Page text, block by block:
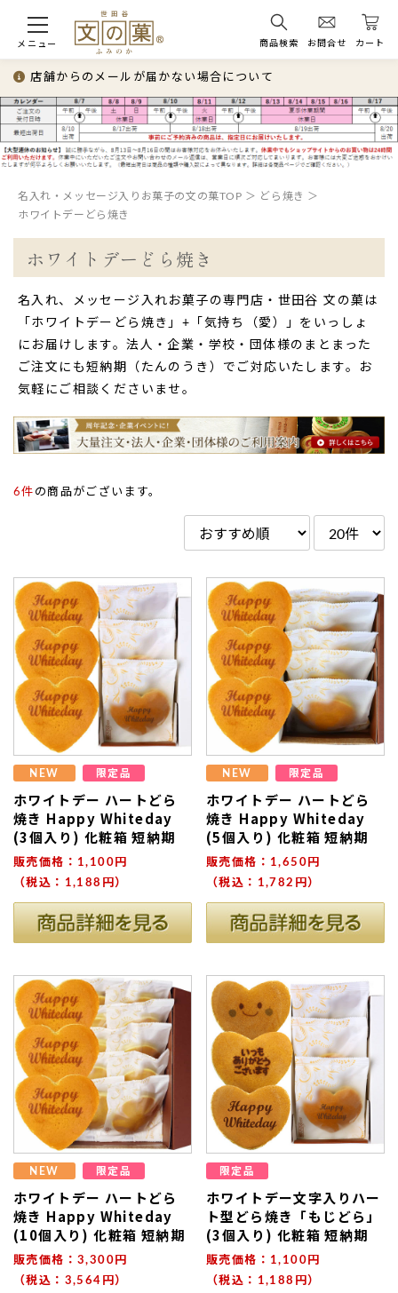
メニュー 商品検索 お問合せ カート
？
退職・異動の挨拶におすすめのお菓子ギ
フト5選
もらっ
失敗し
店舗からのメールが届かない場合について
名入れ・メッセージ入りお菓子の文の菓TOP
どら焼き
ホワイトデーどら焼き
ホワイトデーどら焼き
名入れ、メッセージ入れお菓子の専門店・世田谷 文の菓は
「ホワイトデーどら焼き」+「気持ち（愛）」をいっしょ
にお届けします。法人・企業・学校・団体様のまとまった
ご注文にも短納期（たんのうき）でご対応いたします。お
気軽にご相談くださいませ。
6件 の商品がございます。
NEW 限定品
ホワイトデー ハートどら
焼き Happy Whiteday
(3個入り) 化粧箱 短納期
販売価格：1,100円
（税込：1,188円）
NEW 限定品
ホワイトデー ハートどら
焼き Happy Whiteday
(5個入り) 化粧箱 短納期
販売価格：1,650円
（税込：1,782円）
NEW 限定品
ホワイトデー ハートどら
焼き Happy Whiteday
(10個入り) 化粧箱 短納期
販売価格：3,300円
（税込：3,564円）
限定品
ホワイトデー文字入りハー
ト型どら焼き「もじどら」
(3個入り) 化粧箱 短納期
販売価格：1,100円
（税込：1,188円）